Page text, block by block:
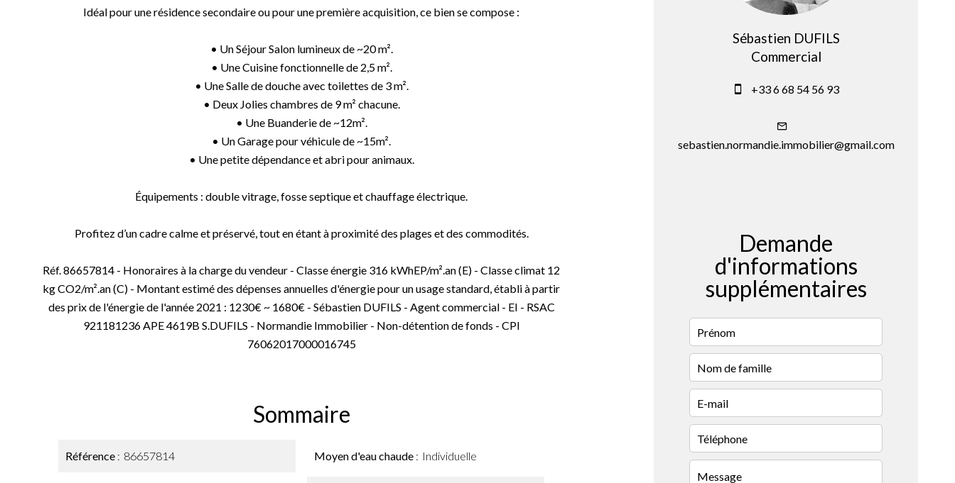
Idéal pour une résidence secondaire ou pour une première acquisition, ce bien se compose :
• Un Séjour Salon lumineux de ~20 m².
• Une Cuisine fonctionnelle de 2,5 m².
• Une Salle de douche avec toilettes de 3 m².
• Deux Jolies chambres de 9 m² chacune.
• Une Buanderie de ~12m².
• Un Garage pour véhicule de ~15m².
• Une petite dépendance et abri pour animaux.
Équipements : double vitrage, fosse septique et chauffage électrique.
Profitez d’un cadre calme et préservé, tout en étant à proximité des plages et des commodités.
Réf. 86657814 - Honoraires à la charge du vendeur - Classe énergie 316 kWhEP/m².an (E) - Classe climat 12
kg CO2/m².an (C) - Montant estimé des dépenses annuelles d'énergie pour un usage standard, établi à partir
des prix de l'énergie de l'année 2021 : 1230€ ~ 1680€ - Sébastien DUFILS - Agent commercial - EI - RSAC
921181236 APE 4619B S.DUFILS - Normandie Immobilier - Non-détention de fonds - CPI
76062017000016745
Sommaire
Référence 86657814 Moyen d'eau chaude Individuelle
Sébastien DUFILS
Commercial
+33 6 68 54 56 93
sebastien.normandie.immobilier@gmail.com
Demande
d'informations
supplémentaires